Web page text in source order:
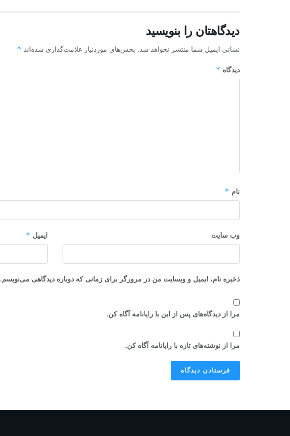
دیدگاهتان را بنویسید
نشانی ایمیل شما منتشر نخواهد شد. بخش‌های موردنیاز علامت‌گذاری شده‌اند *
دیدگاه *
نام *
ایمیل * وب‌ سایت
ذخیره نام، ایمیل و وبسایت من در مرورگر برای زمانی که دوباره دیدگاهی می‌نویسم.
مرا از دیدگاه‌های پس از این با رایانامه آگاه کن.
مرا از نوشته‌های تازه با رایانامه آگاه کن.